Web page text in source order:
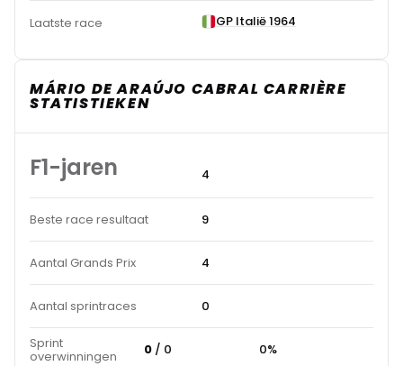
Laatste race GP Italië 1964
MÁRIO DE ARAÚJO CABRAL CARRIÈRE
STATISTIEKEN
F1-jaren 4
Beste race resultaat 9
Aantal Grands Prix 4
Aantal sprintraces 0
Sprint
overwinningen 0 / 0 0%